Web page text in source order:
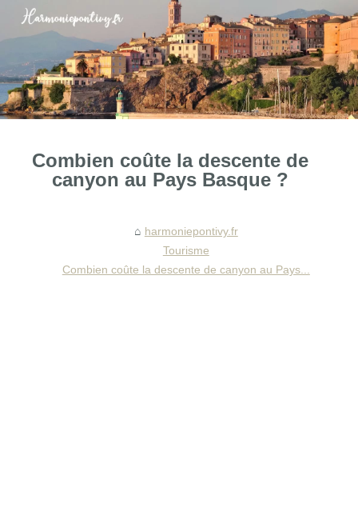
Combien coûte la descente de
canyon au Pays Basque ?
harmoniepontivy.fr
Tourisme
Combien coûte la descente de canyon au Pays...